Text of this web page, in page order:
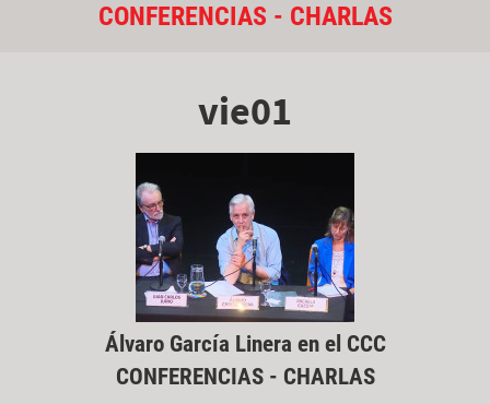
CONFERENCIAS - CHARLAS
vie01
Álvaro García Linera en el CCC
CONFERENCIAS - CHARLAS